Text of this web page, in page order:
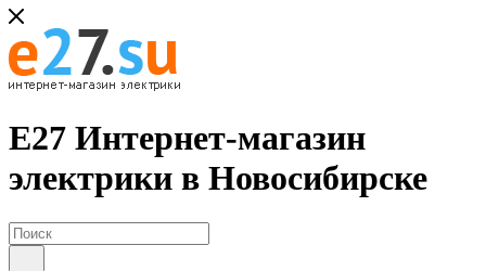
Е27 Интернет-магазин
электрики в Новосибирске